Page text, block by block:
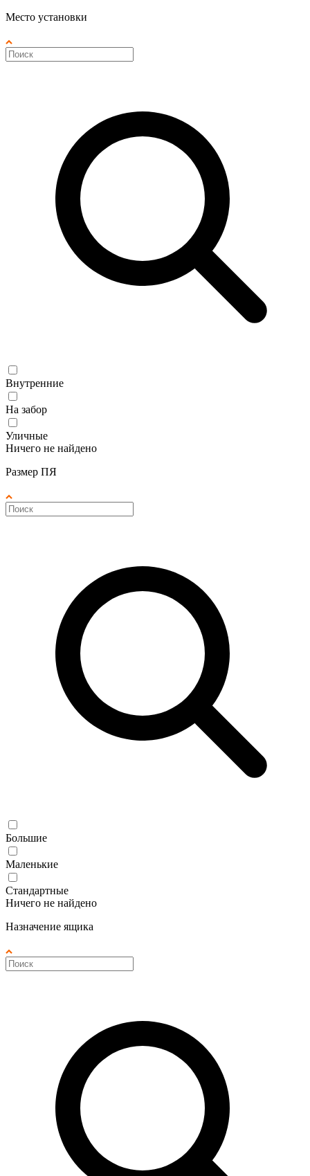
Место установки
Внутренние
На забор
Уличные
Ничего не найдено
Размер ПЯ
Большие
Маленькие
Стандартные
Ничего не найдено
Назначение ящика